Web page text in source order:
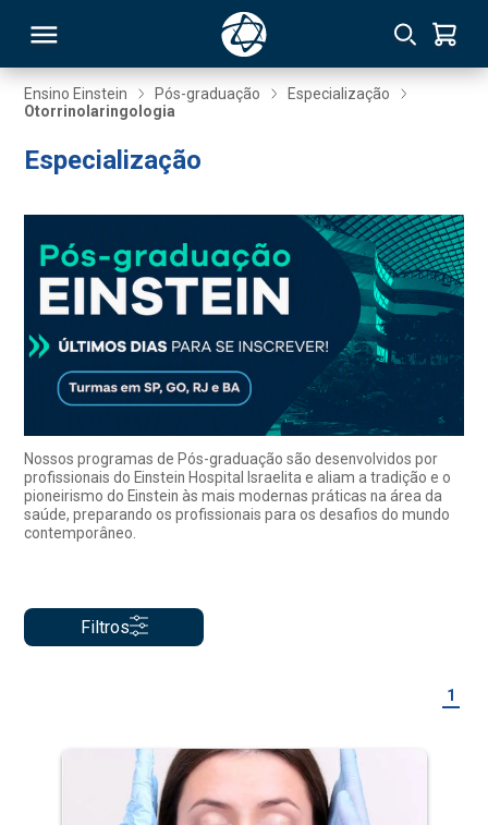
Ensino Einstein Pós-graduação
Especialização
Otorrinolaringologia
Especialização
Nossos programas de Pós-graduação são desenvolvidos por
profissionais do Einstein Hospital Israelita e aliam a tradição e o
pioneirismo do Einstein às mais modernas práticas na área da
saúde, preparando os profissionais para os desafios do mundo
contemporâneo.
Filtros
1